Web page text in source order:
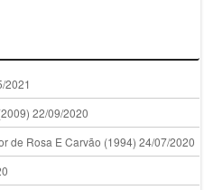
2021
22/09/2020
de Rosa E Carvão (1994) 24/07/2020